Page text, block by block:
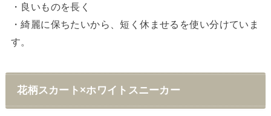
・良いものを長く
・綺麗に保ちたいから、短く休ませるを使い分けていま
す。
花柄スカート×ホワイトスニーカー